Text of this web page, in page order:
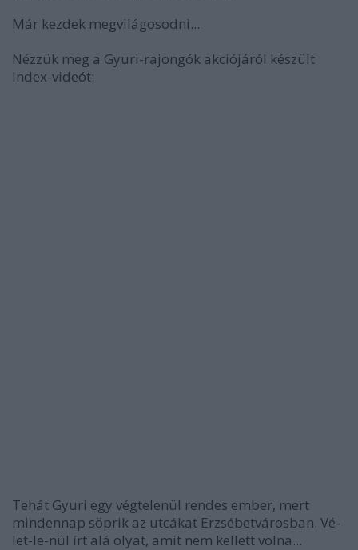
Már kezdek megvilágosodni...
Nézzük meg a Gyuri-rajongók akciójáról készült
Index-videót:
Tehát Gyuri egy végtelenül rendes ember, mert
mindennap söprik az utcákat Erzsébetvárosban. Vé-
let-le-nül írt alá olyat, amit nem kellett volna...